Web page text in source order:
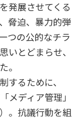
発展させてくる
脅迫、暴力的弾
つの公的なチラ
いとどまらせ、
。
するために、
メディア管理」
。抗議行動を組